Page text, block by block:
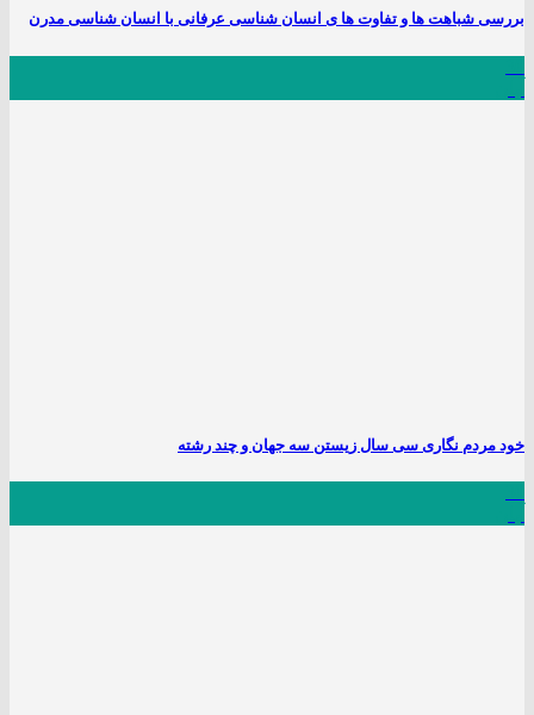
بررسی شباهت ها و تفاوت ها ی انسان شناسی عرفانی با انسان شناسی مدرن
خود مردم نگاری سی سال زیستن سه جهان و چند رشته